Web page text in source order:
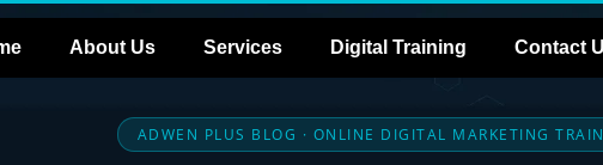
About Us Services Digital Training Contact
ADWEN PLUS BLOG · ONLINE DIGITAL MARKETING